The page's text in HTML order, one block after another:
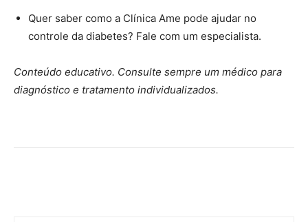
Quer saber como a Clínica Ame pode ajudar no
controle da diabetes? Fale com um especialista.
Conteúdo educativo. Consulte sempre um médico para
diagnóstico e tratamento individualizados.